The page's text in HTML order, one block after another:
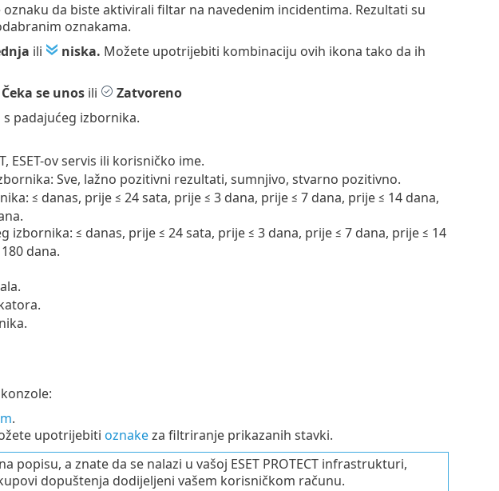
da biste aktivirali filtar na navedenim incidentima. Rezultati su
oznakama.
ili niska. Možete upotrijebiti kombinaciju ovih ikona tako da ih
Čeka se unosili Zatvoreno
padajućeg izbornika.
ESET-ov servis ili korisničko ime.
Sve, lažno pozitivni rezultati, sumnjivo, stvarno pozitivno.
≤ danas, prije ≤ 24 sata, prije ≤ 3 dana, prije ≤ 7 dana, prije ≤ 14 dana,
izbornika: ≤ danas, prije ≤ 24 sata, prije ≤ 3 dana, prije ≤ 7 dana, prije ≤ 14
dana.
.
upotrijebiti oznakeza filtriranje prikazanih stavki.
a znate da se nalazi u vašoj ESET PROTECT infrastrukturi,
dopuštenja dodijeljeni vašem korisničkom računu.